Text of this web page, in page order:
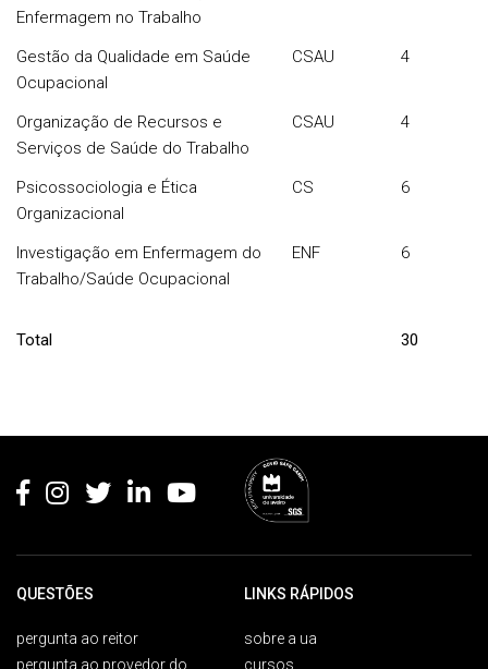
Enfermagem no Trabalho
Gestão da Qualidade em Saúde
Ocupacional
CSAU 4
Organização de Recursos e
Serviços de Saúde do Trabalho
CSAU 4
Psicossociologia e Ética
Organizacional
CS 6
Investigação em Enfermagem do
Trabalho/Saúde Ocupacional
ENF 6
Total 30
QUESTÕES
pergunta ao reitor
pergunta ao provedor do
LINKS RÁPIDOS
sobre a ua
cursos